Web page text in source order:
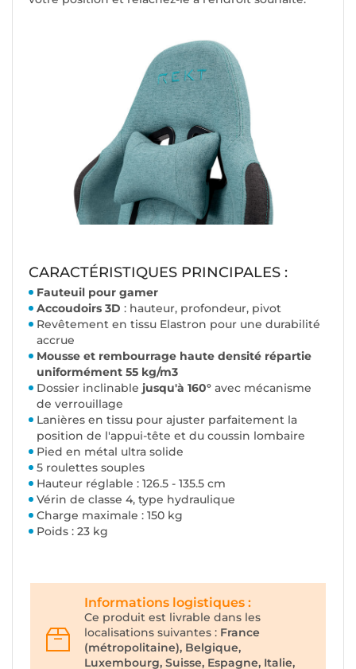
CARACTÉRISTIQUES PRINCIPALES :
Fauteuil pour gamer
Accoudoirs 3D : hauteur, profondeur, pivot
Revêtement en tissu Elastron pour une durabilité
accrue
Mousse et rembourrage haute densité répartie
uniformément 55 kg/m3
Dossier inclinable jusqu'à 160° avec mécanisme
de verrouillage
Lanières en tissu pour ajuster parfaitement la
position de l'appui-tête et du coussin lombaire
Pied en métal ultra solide
5 roulettes souples
Hauteur réglable : 126.5 - 135.5 cm
Vérin de classe 4, type hydraulique
Charge maximale : 150 kg
Poids : 23 kg
Informations logistiques :
Ce produit est livrable dans les
localisations suivantes : France
(métropolitaine), Belgique,
Luxembourg, Suisse, Espagne, Italie,